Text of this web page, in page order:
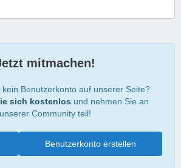
mitmachen!
kein Benutzerkonto auf unserer Seite?
sich kostenlos und nehmen Sie an
unserer Community teil!
Benutzerkonto erstellen